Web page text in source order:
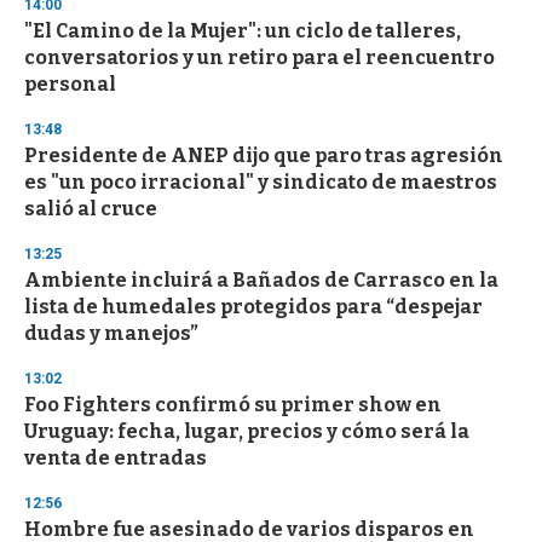
14:00
"El Camino de la Mujer": un ciclo de talleres,
conversatorios y un retiro para el reencuentro
personal
13:48
Presidente de ANEP dijo que paro tras agresión
es "un poco irracional" y sindicato de maestros
salió al cruce
13:25
Ambiente incluirá a Bañados de Carrasco en la
lista de humedales protegidos para “despejar
dudas y manejos”
13:02
Foo Fighters confirmó su primer show en
Uruguay: fecha, lugar, precios y cómo será la
venta de entradas
12:56
Hombre fue asesinado de varios disparos en